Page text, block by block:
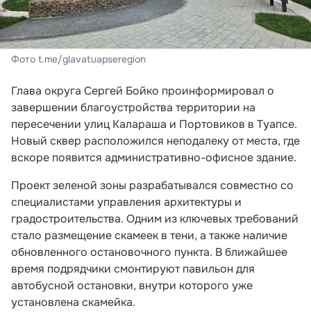
Фото t.me/glavatuapseregion
Глава округа Сергей Бойко проинформировал о
завершении благоустройства территории на
пересечении улиц Калараша и Портовиков в Туапсе.
Новый сквер расположился неподалеку от места, где
вскоре появится административно-офисное здание.
Проект зеленой зоны разрабатывался совместно со
специалистами управления архитектуры и
градостроительства. Одним из ключевых требований
стало размещение скамеек в тени, а также наличие
обновленного остановочного пункта. В ближайшее
время подрядчики смонтируют павильон для
автобусной остановки, внутри которого уже
установлена скамейка.